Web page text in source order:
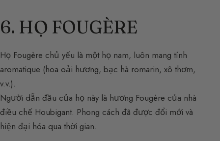
6. HỌ FOUGÈRE
Họ Fougère chủ yếu là một họ nam, luôn mang tính
aromatique (hoa oải hương, bạc hà romarin, xô thơm,
v.v.).
Người dẫn đầu của họ này là hương Fougère của nhà
điều chế Houbigant. Phong cách đã được đổi mới và
hiện đại hóa qua thời gian.